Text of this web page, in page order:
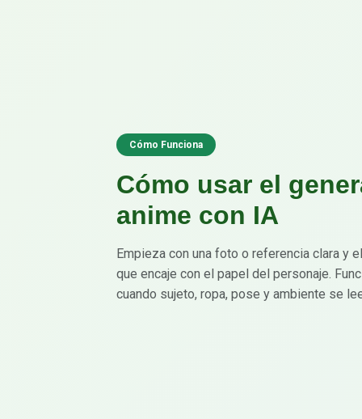
Cómo Funciona
Cómo usar el
anime con IA
Empieza con una foto o referencia clara y
que encaje con el papel del personaje.
cuando sujeto, ropa, pose y ambiente se